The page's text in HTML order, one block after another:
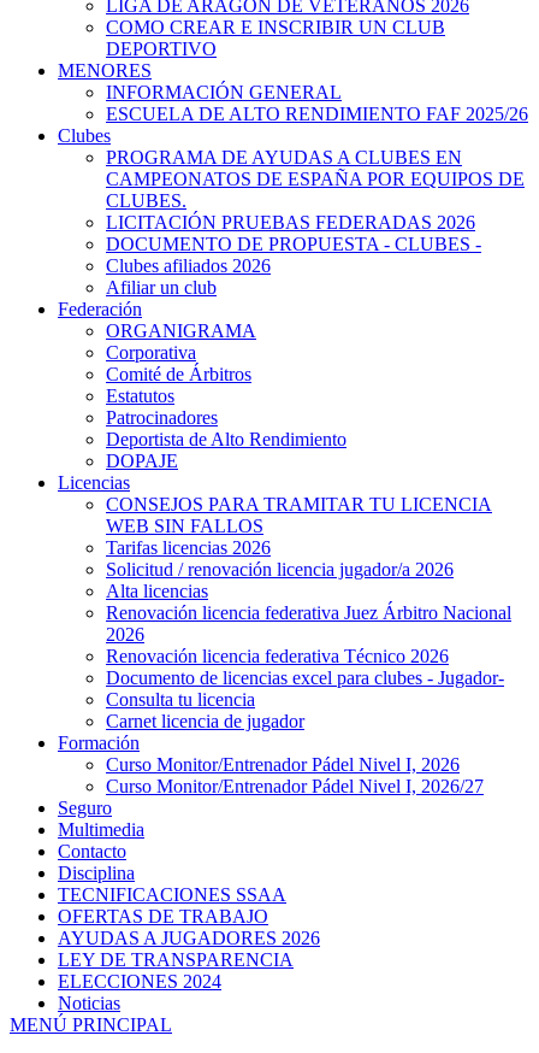
LIGA DE ARAGÓN DE VETERANOS 2026
COMO CREAR E INSCRIBIR UN CLUB
DEPORTIVO
MENORES
INFORMACIÓN GENERAL
ESCUELA DE ALTO RENDIMIENTO FAF 2025/26
Clubes
PROGRAMA DE AYUDAS A CLUBES EN
CAMPEONATOS DE ESPAÑA POR EQUIPOS DE
CLUBES.
LICITACIÓN PRUEBAS FEDERADAS 2026
DOCUMENTO DE PROPUESTA - CLUBES -
Clubes afiliados 2026
Afiliar un club
Federación
ORGANIGRAMA
Corporativa
Comité de Árbitros
Estatutos
Patrocinadores
Deportista de Alto Rendimiento
DOPAJE
Licencias
CONSEJOS PARA TRAMITAR TU LICENCIA
WEB SIN FALLOS
Tarifas licencias 2026
Solicitud / renovación licencia jugador/a 2026
Alta licencias
Renovación licencia federativa Juez Árbitro Nacional
2026
Renovación licencia federativa Técnico 2026
Documento de licencias excel para clubes - Jugador-
Consulta tu licencia
Carnet licencia de jugador
Formación
Curso Monitor/Entrenador Pádel Nivel I, 2026
Curso Monitor/Entrenador Pádel Nivel I, 2026/27
Seguro
Multimedia
Contacto
Disciplina
TECNIFICACIONES SSAA
OFERTAS DE TRABAJO
AYUDAS A JUGADORES 2026
LEY DE TRANSPARENCIA
ELECCIONES 2024
Noticias
MENÚ PRINCIPAL